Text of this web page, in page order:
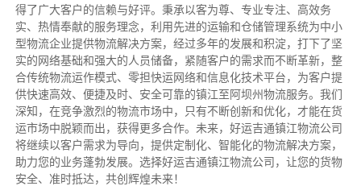
得了广大客户的信赖与好评。 秉承以客为尊、专业专注、高效务
实、热情奉献的服务理念，利用先进的运输和仓储管理系统为中小
型物流企业提供物流解决方案，经过多年的发展和积淀，打下了坚
实的网络基础和强大的人员储备，紧随客户的需求而不断革新，整
合传统物流运作模式、零担快运网络和信息化技术平台，为客户提
供快速高效、便捷及时、安全可靠的镇江至阿坝州物流服务。 我们
深知，在竞争激烈的物流市场中，只有不断创新和优化，才能在货
运市场中脱颖而出，获得更多合作。 未来，好运吉通镇江物流公司
将继续以客户需求为导向，提供定制化、智能化的物流解决方案，
助力您的业务蓬勃发展。选择好运吉通镇江物流公司，让您的货物
安全、准时抵达，共创辉煌未来！